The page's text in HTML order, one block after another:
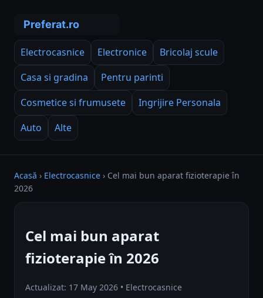
Electrocasnice Electronice
Bricolaj scule
Casa si gradina
Pentru parinti
Cosmetice si frumusete
Ingrijire Personala
Auto
Alte
Acasă › Electrocasnice › Cel mai bun aparat fizioterapie în
2026
Cel mai bun aparat
fizioterapie în 2026
Actualizat: 17 May 2026 • Electrocasnice